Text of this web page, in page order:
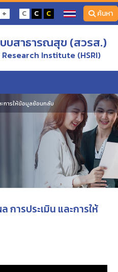
+ C C C ค้นหา
บสาธารณสุข (สวรส.)
Institute (HSRI)
การให้ข้อมูลย้อนกลับ
ารประเมิน และการให้